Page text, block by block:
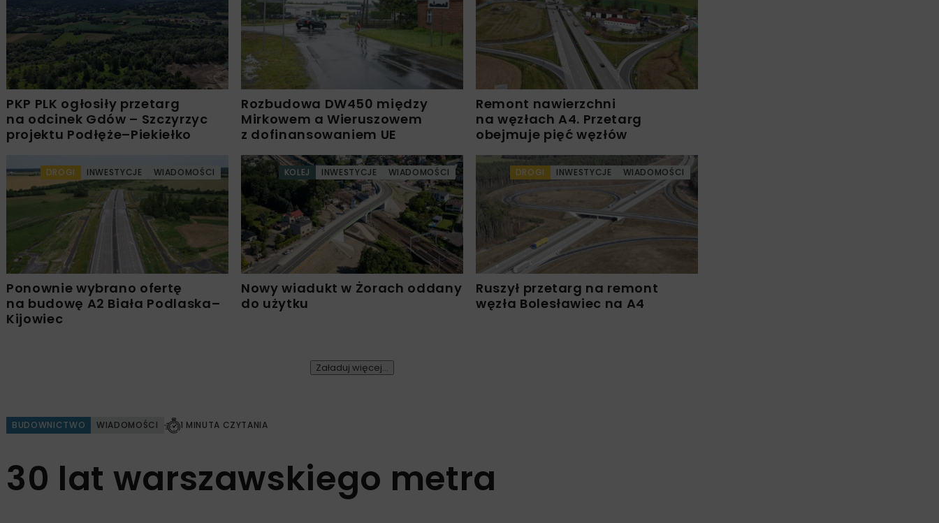
PKP PLK ogłosiły przetarg
na odcinek Gdów – Szczyrzyc
projektu Podłęże–Piekiełko
Rozbudowa DW450 między
Mirkowem a Wieruszowem
z dofinansowaniem UE
Remont nawierzchni
na węzłach A4. Przetarg
obejmuje pięć węzłów
DROGI INWESTYCJE WIADOMOŚCI
Ponownie wybrano ofertę
na budowę A2 Biała Podlaska–
Kijowiec
KOLEJ INWESTYCJE WIADOMOŚCI
Nowy wiadukt w Żorach oddany
do użytku
DROGI INWESTYCJE WIADOMOŚCI
Ruszył przetarg na remont
węzła Bolesławiec na A4
Załaduj więcej...
BUDOWNICTWO WIADOMOŚCI 1 MINUTA CZYTANIA
30 lat warszawskiego metra